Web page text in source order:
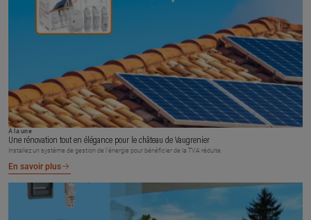
À la une
Une rénovation tout en élégance pour le château de Vaugrenier
Installez un système de gestion de l’énergie pour bénéficier de la TVA réduite.
En savoir plus